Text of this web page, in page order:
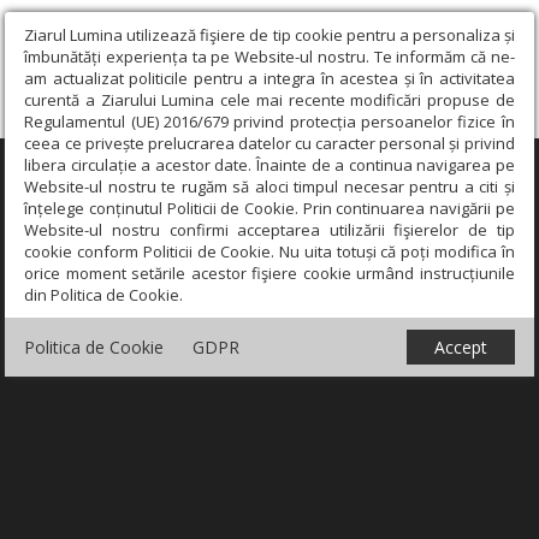
Ziarul Lumina utilizează fişiere de tip cookie pentru a personaliza și
îmbunătăți experiența ta pe Website-ul nostru. Te informăm că ne-
am actualizat politicile pentru a integra în acestea și în activitatea
curentă a Ziarului Lumina cele mai recente modificări propuse de
Regulamentul (UE) 2016/679 privind protecția persoanelor fizice în
ceea ce privește prelucrarea datelor cu caracter personal și privind
libera circulație a acestor date. Înainte de a continua navigarea pe
Website-ul nostru te rugăm să aloci timpul necesar pentru a citi și
înțelege conținutul Politicii de Cookie. Prin continuarea navigării pe
Website-ul nostru confirmi acceptarea utilizării fişierelor de tip
cookie conform Politicii de Cookie. Nu uita totuși că poți modifica în
orice moment setările acestor fişiere cookie urmând instrucțiunile
din Politica de Cookie.
Politica de Cookie GDPR Accept
×